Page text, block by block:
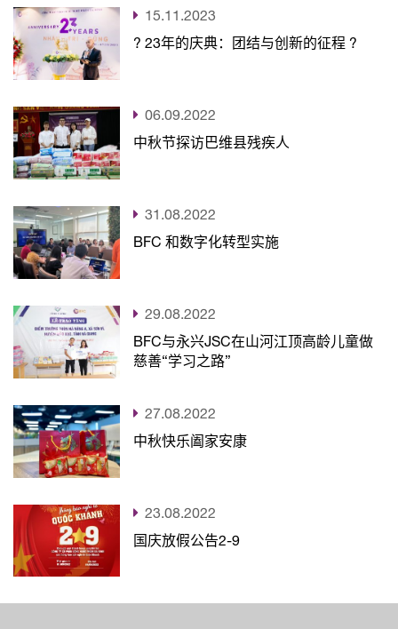
15.11.2023
? 23年的庆典：团结与创新的征程 ?
06.09.2022
中秋节探访巴维县残疾人
31.08.2022
BFC 和数字化转型实施
29.08.2022
BFC与永兴JSC在山河江顶高龄儿童做
慈善“学习之路”
27.08.2022
中秋快乐阖家安康
23.08.2022
国庆放假公告2-9